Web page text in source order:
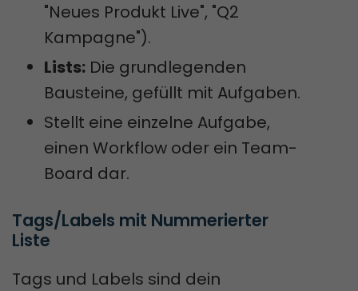
"Neues Produkt Live", "Q2
Kampagne").
Lists: Die grundlegenden
Bausteine, gefüllt mit Aufgaben.
Stellt eine einzelne Aufgabe,
einen Workflow oder ein Team-
Board dar.
Tags/Labels mit Nummerierter
Liste
Tags und Labels sind dein